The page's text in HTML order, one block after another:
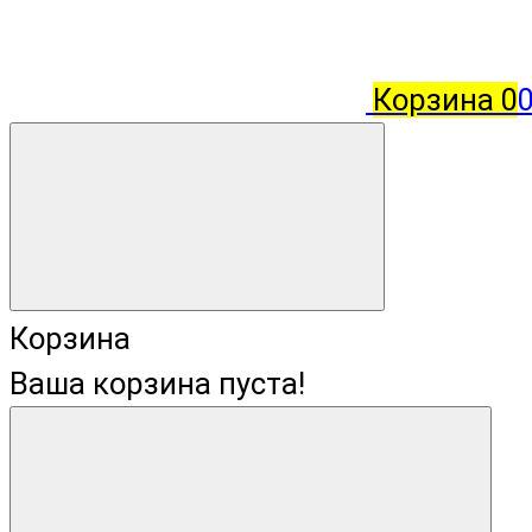
Корзина 0
Корзина
Ваша корзина пуста!